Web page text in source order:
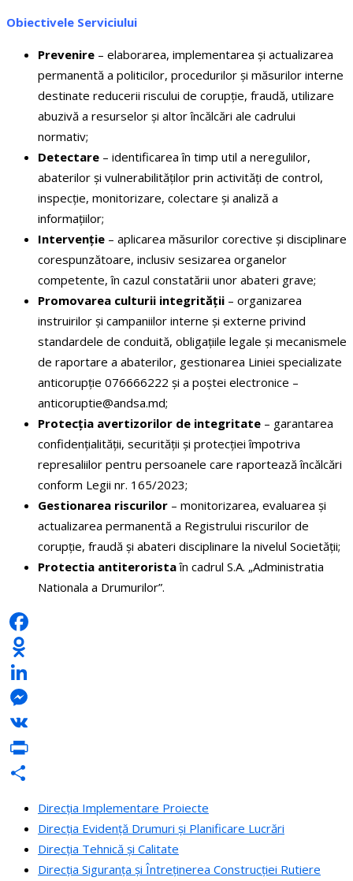
Obiectivele Serviciului
Prevenire – elaborarea, implementarea și actualizarea
permanentă a politicilor, procedurilor și măsurilor interne
destinate reducerii riscului de corupție, fraudă, utilizare
abuzivă a resurselor și altor încălcări ale cadrului
normativ;
Detectare – identificarea în timp util a neregulilor,
abaterilor și vulnerabilităților prin activități de control,
inspecție, monitorizare, colectare și analiză a
informațiilor;
Intervenție – aplicarea măsurilor corective și disciplinare
corespunzătoare, inclusiv sesizarea organelor
competente, în cazul constatării unor abateri grave;
Promovarea culturii integrității – organizarea
instruirilor și campaniilor interne și externe privind
standardele de conduită, obligațiile legale și mecanismele
de raportare a abaterilor, gestionarea Liniei specializate
anticorupție 076666222 și a poștei electronice –
anticoruptie@andsa.md;
Protecția avertizorilor de integritate – garantarea
confidențialității, securității și protecției împotriva
represaliilor pentru persoanele care raportează încălcări
conform Legii nr. 165/2023;
Gestionarea riscurilor – monitorizarea, evaluarea și
actualizarea permanentă a Registrului riscurilor de
corupție, fraudă și abateri disciplinare la nivelul Societății;
Protectia antiteroristaîn cadrul S.A. „Administratia
Nationala a Drumurilor”.
Facebook
Odnoklassniki
LinkedIn
Messenger
VK
PrintFriendly
Direcția Implementare Proiecte
Direcția Evidență Drumuri și Planificare Lucrări
Direcția Tehnică și Calitate
Direcția Siguranța și Întreținerea Construcției Rutiere